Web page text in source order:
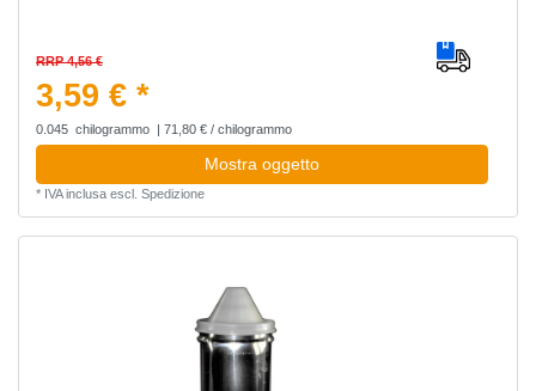
RRP 4,56 €
3,59 € *
0.045 chilogrammo | 71,80 € / chilogrammo
Mostra oggetto
* IVA inclusaescl. Spedizione